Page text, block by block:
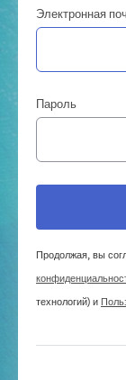
Электронная
Пароль
Продолжая, вы
технологий) и